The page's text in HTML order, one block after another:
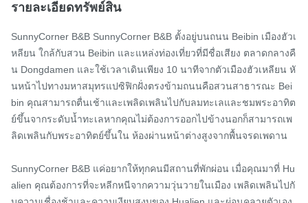
รายละเอียดทรัพย์สิน
SunnyCorner B&B SunnyCorner B&B ตั้งอยู่บนถนน Beibin เมืองฮัวเ
หลียน ใกล้กับสวน Beibin และแหล่งท่องเที่ยวที่มีชื่อเสียง ตลาดกลางคื
น Dongdamen และใช้เวลาเดินเพียง 10 นาทีจากตัวเมืองฮัวเหลียน หั
นหน้าไปทางมหาสมุทรแปซิฟิกฝั่งตรงข้ามถนนคือสวนสาธารณะ Bei
bin คุณสามารถตื่นเช้าและเพลิดเพลินไปกับลมทะเลและชมพระอาทิต
ย์ขึ้นจากระดับน้ำทะเลหากคุณไม่ต้องการออกไปข้างนอกก็สามารถเพ
ลิดเพลินกับพระอาทิตย์ขึ้นใน ห้องผ่านหน้าต่างสูงจากพื้นจรดเพดาน
SunnyCorner B&B แค่อยากให้ทุกคนมีสถานที่พักผ่อน เมื่อคุณมาที่ Hu
alien คุณต้องการที่จะหลีกหนีจากความวุ่นวายในเมือง เพลิดเพลินไปกั